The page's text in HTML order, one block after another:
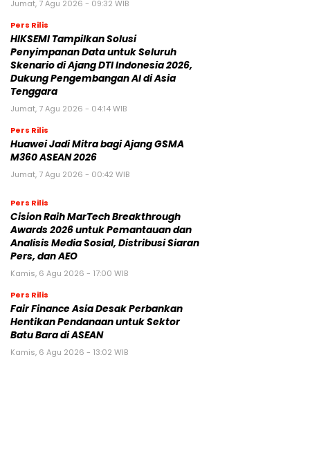
Jumat, 7 Agu 2026 - 09:32 WIB
Pers Rilis
HIKSEMI Tampilkan Solusi
Penyimpanan Data untuk Seluruh
Skenario di Ajang DTI Indonesia 2026,
Dukung Pengembangan AI di Asia
Tenggara
Jumat, 7 Agu 2026 - 04:14 WIB
Pers Rilis
Huawei Jadi Mitra bagi Ajang GSMA
M360 ASEAN 2026
Jumat, 7 Agu 2026 - 00:42 WIB
Pers Rilis
Cision Raih MarTech Breakthrough
Awards 2026 untuk Pemantauan dan
Analisis Media Sosial, Distribusi Siaran
Pers, dan AEO
Kamis, 6 Agu 2026 - 17:00 WIB
Pers Rilis
Fair Finance Asia Desak Perbankan
Hentikan Pendanaan untuk Sektor
Batu Bara di ASEAN
Kamis, 6 Agu 2026 - 13:02 WIB